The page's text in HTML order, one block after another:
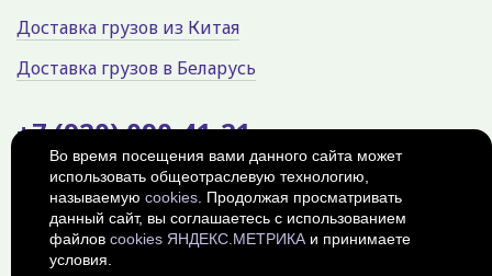
Доставка грузов из Китая
Доставка грузов в Беларусь
+7 (920) 090-41-21
Россия, г. Калуга, Параллельная
улица, 11с15
© 2026Политика
конфиденциальности
Во время посещения вами данного сайта может
использовать общеотраслевую технологию,
называемую cookies . Продолжая просматривать
данный сайт, вы соглашаетесь с использованием
файлов cookies ЯНДЕКС.МЕТРИКА и принимаете
условия.